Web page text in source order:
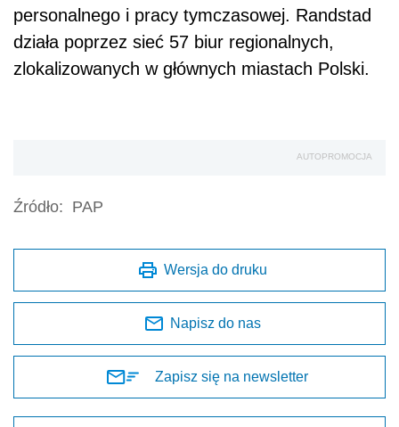
personalnego i pracy tymczasowej. Randstad
działa poprzez sieć 57 biur regionalnych,
zlokalizowanych w głównych miastach Polski.
AUTOPROMOCJA
Źródło: PAP
Wersja do druku
Napisz do nas
Zapisz się na newsletter